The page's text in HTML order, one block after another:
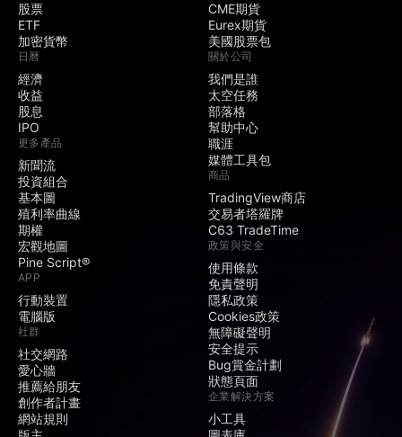
股票
ETF
加密貨幣
日曆
經濟
收益
股息
IPO
更多產品
新聞流
投資組合
基本圖
殖利率曲線
期權
宏觀地圖
Pine Script®
APP
行動裝置
電腦版
社群
社交網路
愛心牆
推薦給朋友
創作者計畫
網站規則
CME期貨
Eurex期貨
美國股票包
關於公司
我們是誰
太空任務
部落格
幫助中心
職涯
媒體工具包
商品
TradingView商店
交易者塔羅牌
C63 TradeTime
政策與安全
使用條款
免責聲明
隱私政策
Cookies政策
無障礙聲明
安全提示
Bug賞金計劃
狀態頁面
企業解決方案
小工具